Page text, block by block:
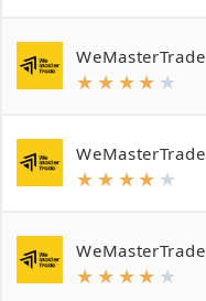
WeMasterTrade
★ ★ ★★ ★
WeMasterTrade
★ ★ ★★ ★
WeMasterTrade
★ ★ ★★ ★